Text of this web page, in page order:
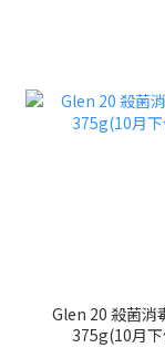
Glen 20 殺菌消
375g(10月